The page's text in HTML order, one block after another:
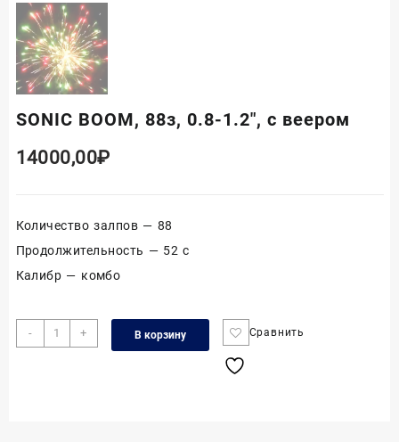
SONIC BOOM, 88з, 0.8-1.2″, с веером
14000,00₽
Количество залпов — 88
Продолжительность — 52 с
Калибр — комбо
-
Количество
товара
+ В корзину Сравнить